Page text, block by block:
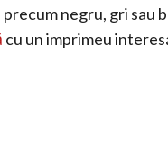
negru, gri sau
cu un imprimeu